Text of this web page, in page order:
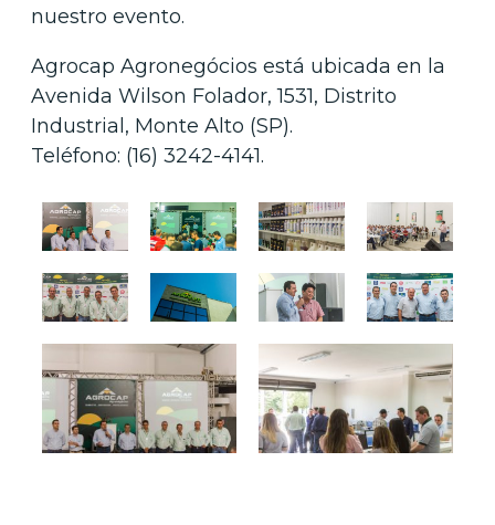
nuestro evento.
Agrocap Agronegócios está ubicada en la
Avenida Wilson Folador, 1531, Distrito
Industrial, Monte Alto (SP).
Teléfono: (16) 3242-4141.